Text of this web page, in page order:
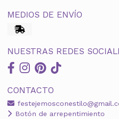
MEDIOS DE ENVÍO
NUESTRAS REDES
CONTACTO
Botón de arrepentimiento